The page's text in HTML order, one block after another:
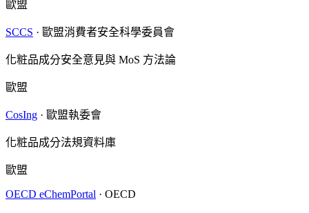
歐盟
SCCS · 歐盟消費者安全科學委員會
化粧品成分安全意見與 MoS 方法論
歐盟
CosIng · 歐盟執委會
化粧品成分法規資料庫
歐盟
OECD eChemPortal · OECD